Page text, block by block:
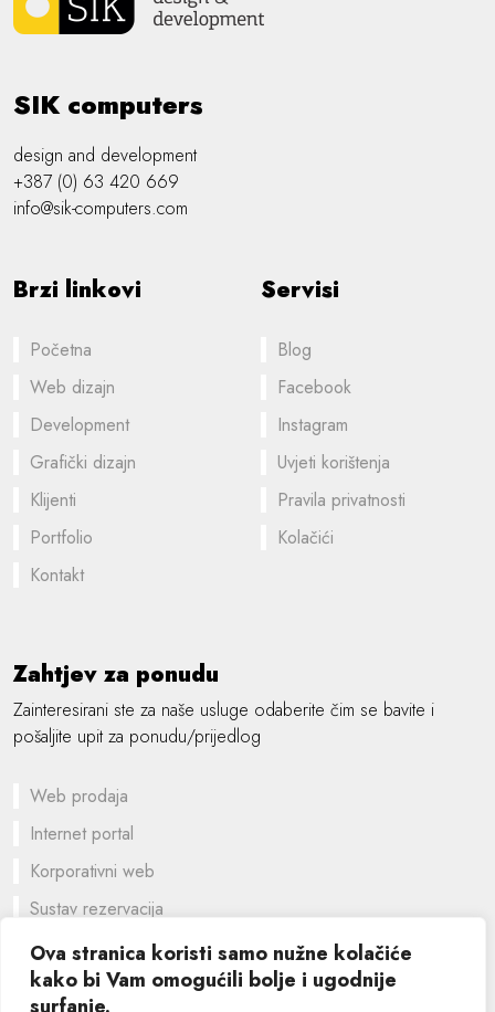
Ova stranica koristi samo nužne kolačiće
kako bi Vam omogućili bolje i ugodnije
SIK computers
design and development
+387 (0) 63 420 669
info@sik-computers.com
Brzi linkovi
Početna
Web dizajn
Development
Grafički dizajn
Klijenti
Portfolio
Kontakt
Servisi
Blog
Facebook
Instagram
Uvjeti korištenja
Pravila privatnosti
Kolačići
Zahtjev za ponudu
Zainteresirani ste za naše usluge odaberite čim se bavite i
pošaljite upit za ponudu/prijedlog
Web prodaja
Internet portal
Korporativni web
Sustav rezervacija
Prilagođeno rješenje
Grafički dizajn